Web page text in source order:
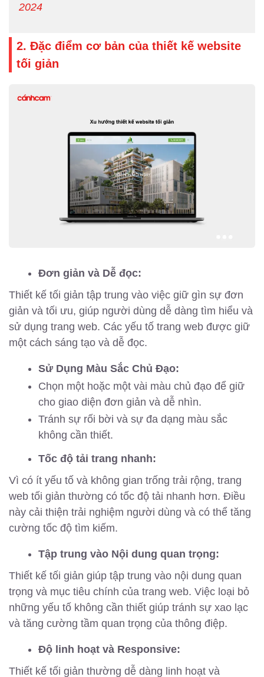
2024
2. Đặc điểm cơ bản của thiết kế website
tối giản
Đơn giản và Dễ đọc:
Thiết kế tối giản tập trung vào việc giữ gìn sự đơn
giản và tối ưu, giúp người dùng dễ dàng tìm hiểu và
sử dụng trang web. Các yếu tố trang web được giữ
một cách sáng tạo và dễ đọc.
Sử Dụng Màu Sắc Chủ Đạo:
Chọn một hoặc một vài màu chủ đạo để giữ
cho giao diện đơn giản và dễ nhìn.
Tránh sự rối bời và sự đa dạng màu sắc
không cần thiết.
Tốc độ tải trang nhanh:
Vì có ít yếu tố và không gian trống trải rộng, trang
web tối giản thường có tốc độ tải nhanh hơn. Điều
này cải thiện trải nghiệm người dùng và có thể tăng
cường tốc độ tìm kiếm.
Tập trung vào Nội dung quan trọng:
Thiết kế tối giản giúp tập trung vào nội dung quan
trọng và mục tiêu chính của trang web. Việc loại bỏ
những yếu tố không cần thiết giúp tránh sự xao lạc
và tăng cường tầm quan trọng của thông điệp.
Độ linh hoạt và Responsive:
Thiết kế tối giản thường dễ dàng linh hoạt và